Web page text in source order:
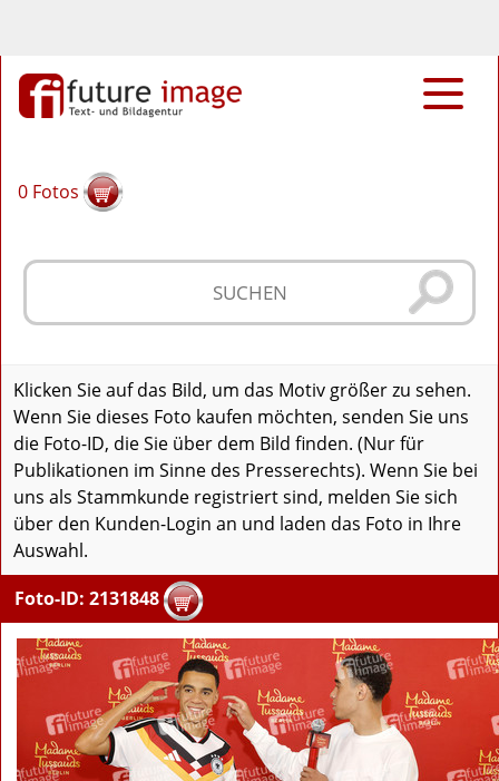
0 Fotos
Klicken Sie auf das Bild, um das Motiv größer zu sehen.
Wenn Sie dieses Foto kaufen möchten, senden Sie uns
die Foto-ID, die Sie über dem Bild finden. (Nur für
Publikationen im Sinne des Presserechts). Wenn Sie bei
uns als Stammkunde registriert sind, melden Sie sich
über den Kunden-Login an und laden das Foto in Ihre
Auswahl.
Foto-ID: 2131848